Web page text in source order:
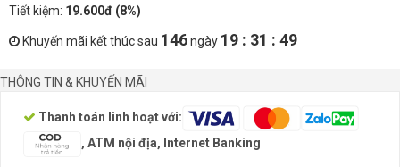
Tiết kiệm: 19.600đ (8%)
Khuyến mãi kết thúc sau 146ngày 19 : 31 : 49
THÔNG TIN & KHUYẾN MÃI
Thanh toán linh hoạt với:
, ATM nội địa, Internet Banking